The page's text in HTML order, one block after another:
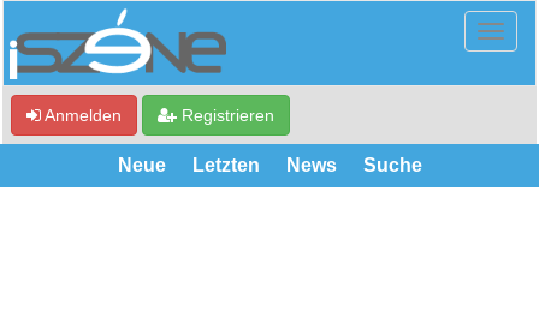
Anmelden Registrieren
Neue Letzten News Suche